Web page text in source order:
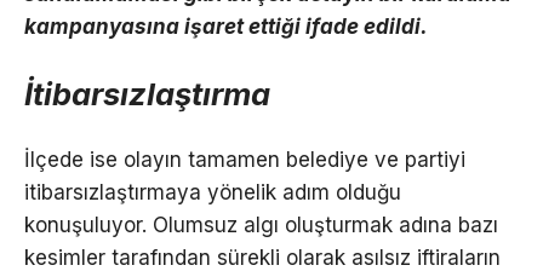
kampanyasına işaret ettiği ifade edildi.
İtibarsızlaştırma
İlçede ise olayın tamamen belediye ve partiyi
itibarsızlaştırmaya yönelik adım olduğu
konuşuluyor. Olumsuz algı oluşturmak adına bazı
kesimler tarafından sürekli olarak asılsız iftiraların